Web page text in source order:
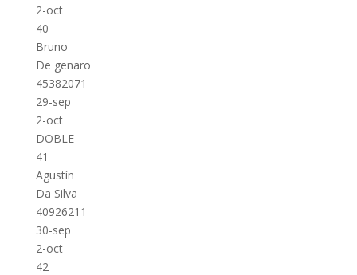
2-oct
40
Bruno
De genaro
45382071
29-sep
2-oct
DOBLE
41
Agustín
Da Silva
40926211
30-sep
2-oct
42